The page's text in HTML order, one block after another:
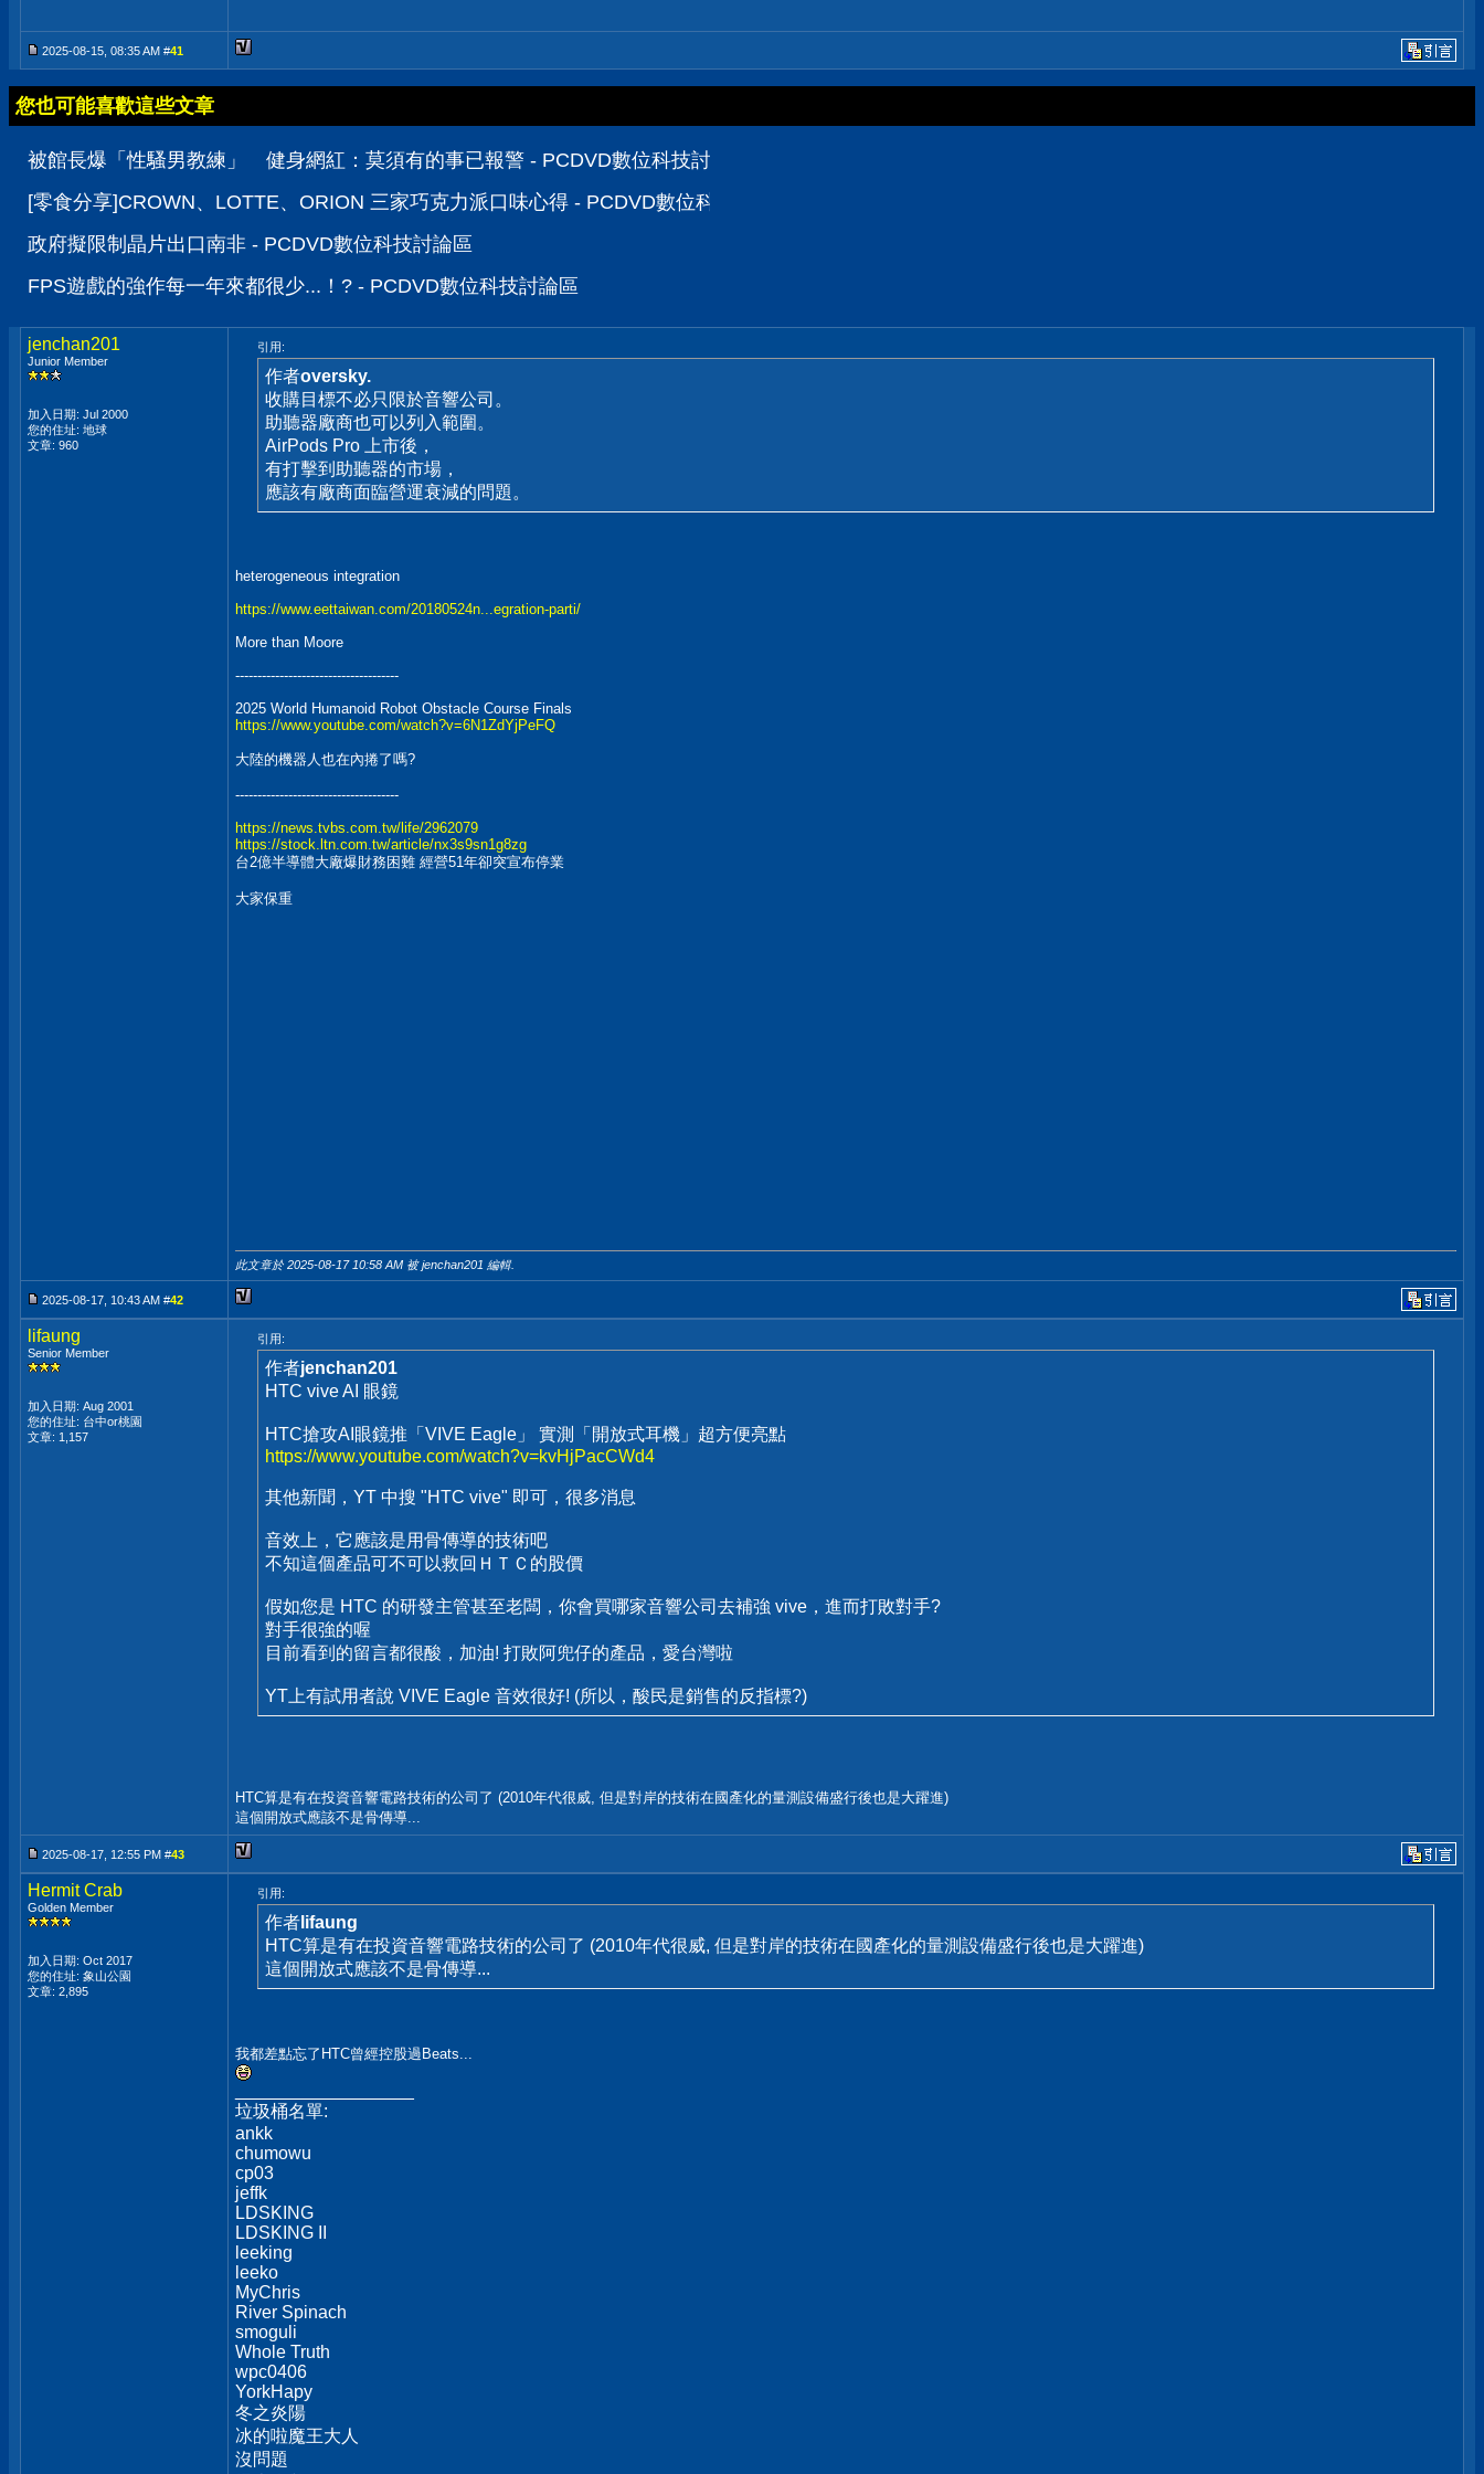
2025-08-15, 08:35 AM #41
您也可能喜歡這些文章
被館長爆「性騷男教練」 健身網紅：莫須有的事已報警 - PCDVD數位科技討論區
[零食分享]CROWN、LOTTE、ORION 三家巧克力派口味心得 - PCDVD數位科技討論區
政府擬限制晶片出口南非 - PCDVD數位科技討論區
FPS遊戲的強作每一年來都很少...！? - PCDVD數位科技討論區
jenchan201
Junior Member
加入日期: Jul 2000
您的住址: 地球
文章: 960
引用:
作者oversky.
收購目標不必只限於音響公司。
助聽器廠商也可以列入範圍。
AirPods Pro 上市後，
有打擊到助聽器的市場，
應該有廠商面臨營運衰減的問題。
heterogeneous integration
https://www.eettaiwan.com/20180524n...egration-parti/
More than Moore
-------------------------------------
2025 World Humanoid Robot Obstacle Course Finals
https://www.youtube.com/watch?v=6N1ZdYjPeFQ
大陸的機器人也在內捲了嗎?
-------------------------------------
https://news.tvbs.com.tw/life/2962079
https://stock.ltn.com.tw/article/nx3s9sn1g8zg
台2億半導體大廠爆財務困難 經營51年卻突宣布停業
大家保重
此文章於 2025-08-17 10:58 AM 被 jenchan201 編輯.
2025-08-17, 10:43 AM #42
lifaung
Senior Member
加入日期: Aug 2001
您的住址: 台中or桃園
文章: 1,157
引用:
作者jenchan201
HTC vive AI 眼鏡
HTC搶攻AI眼鏡推「VIVE Eagle」 實測「開放式耳機」超方便亮點
https://www.youtube.com/watch?v=kvHjPacCWd4
其他新聞，YT 中搜 "HTC vive" 即可，很多消息
音效上，它應該是用骨傳導的技術吧
不知這個產品可不可以救回ＨＴＣ的股價
假如您是 HTC 的研發主管甚至老闆，你會買哪家音響公司去補強 vive，進而打敗對手?
對手很強的喔
目前看到的留言都很酸，加油! 打敗阿兜仔的產品，愛台灣啦
YT上有試用者說 VIVE Eagle 音效很好! (所以，酸民是銷售的反指標?)
HTC算是有在投資音響電路技術的公司了 (2010年代很威, 但是對岸的技術在國產化的量測設備盛行後也是大躍進)
這個開放式應該不是骨傳導...
2025-08-17, 12:55 PM #43
Hermit Crab
Golden Member
加入日期: Oct 2017
您的住址: 象山公園
文章: 2,895
引用:
作者 lifaung
HTC算是有在投資音響電路技術的公司了 (2010年代很威, 但是對岸的技術在國產化的量測設備盛行後也是大躍進)
這個開放式應該不是骨傳導...
我都差點忘了HTC曾經控股過Beats...
垃圾桶名單:
ankk
chumowu
cp03
jeffk
LDSKING
LDSKING II
leeking
leeko
MyChris
River Spinach
smoguli
Whole Truth
wpc0406
YorkHapy
冬之炎陽
冰的啦魔王大人
沒問題